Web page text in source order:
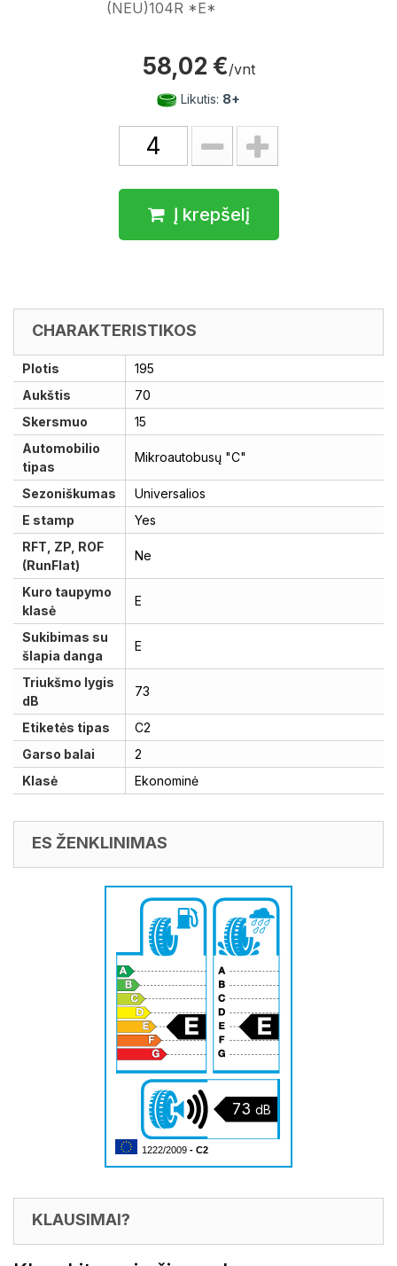
(NEU)104R *E*
58,02 €/vnt
Likutis: 8+
Į krepšelį
CHARAKTERISTIKOS
Plotis
195
Aukštis
70
Skersmuo
15
Automobilio
tipas
Mikroautobusų "C"
Sezoniškumas
Universalios
E stamp
Yes
RFT, ZP, ROF
(RunFlat)
Ne
Kuro taupymo
klasė
E
Sukibimas su
šlapia danga
E
Triukšmo lygis
dB
73
Etiketės tipas
C2
Garso balai
2
Klasė
Ekonominė
ES ŽENKLINIMAS
73 dB
1222/2009 - C2
KLAUSIMAI?